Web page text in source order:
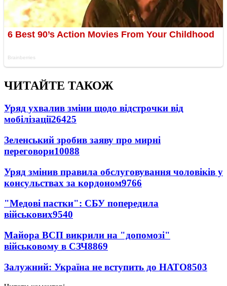
ЧИТАЙТЕ ТАКОЖ
Уряд ухвалив зміни щодо відстрочки від
мобілізації26425
Зеленський зробив заяву про мирні
переговори10088
Уряд змінив правила обслуговування чоловіків у
консульствах за кордоном9766
"Медові пастки": СБУ попередила
військових9540
Майора ВСП викрили на "допомозі"
військовому в СЗЧ8869
Залужний: Україна не вступить до НАТО8503